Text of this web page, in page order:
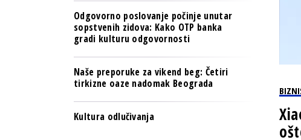
PULS REGIONA
NOVO NA RAFU
Odgovorno poslovanje počinje unutar
sopstvenih zidova: Kako OTP banka
gradi kulturu odgovornosti
Naše preporuke za vikend beg: Četiri
tirkizne oaze nadomak Beograda
Kultura odlučivanja